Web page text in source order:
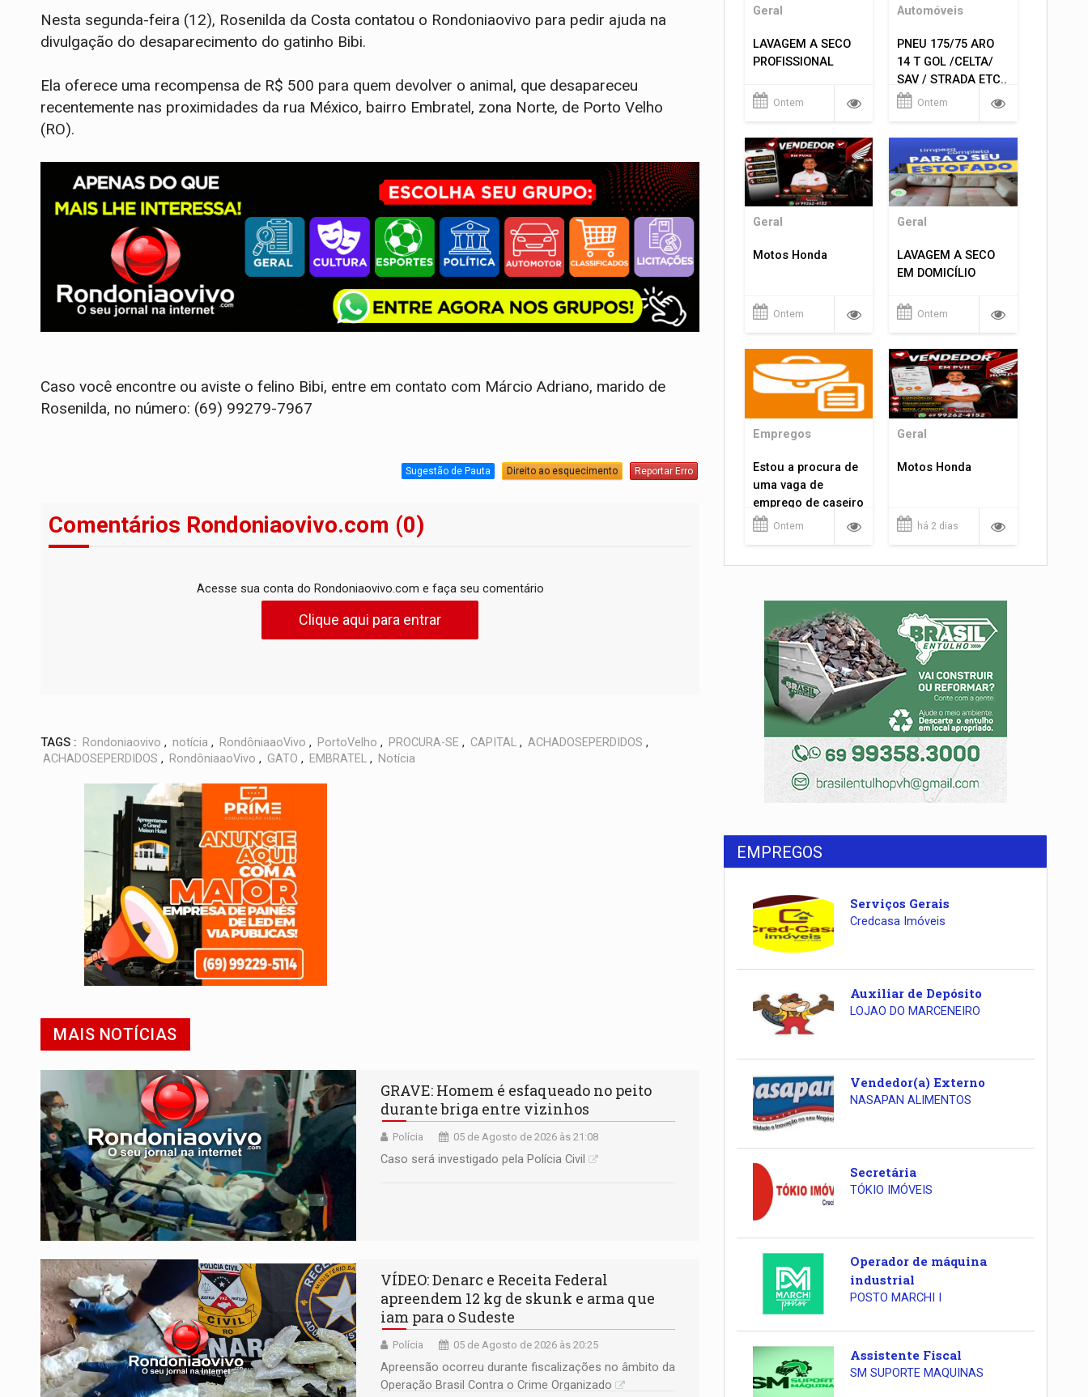
Nesta segunda-feira (12), Rosenilda da Costa contatou o Rondoniaovivo para pedir ajuda na
divulgação do desaparecimento do gatinho Bibi.
Ela oferece uma recompensa de R$ 500 para quem devolver o animal, que desapareceu
recentemente nas proximidades da rua México, bairro Embratel, zona Norte, de Porto Velho
(RO).
Caso você encontre ou aviste o felino Bibi, entre em contato com Márcio Adriano, marido de
Rosenilda, no número: (69) 99279-7967
Sugestão de Pauta Direito ao esquecimento Reportar Erro
Comentários Rondoniaovivo.com (0)
Acesse sua conta do Rondoniaovivo.com e faça seu comentário
Clique aqui para entrar
TAGS : Rondoniaovivo , notícia , RondôniaaoVivo , PortoVelho , PROCURA-SE , CAPITAL , ACHADOSEPERDIDOS ,
ACHADOSEPERDIDOS , RondôniaaoVivo , GATO , EMBRATEL , Notícia
MAIS NOTÍCIAS
GRAVE: Homem é esfaqueado no peito
durante briga entre vizinhos
Polícia 05 de Agosto de 2026 às 21:08
Caso será investigado pela Polícia Civil
VÍDEO: Denarc e Receita Federal
apreendem 12 kg de skunk e arma que
iam para o Sudeste
Polícia 05 de Agosto de 2026 às 20:25
Apreensão ocorreu durante fiscalizações no âmbito da
Operação Brasil Contra o Crime Organizado
Geral
LAVAGEM A SECO
PROFISSIONAL
Ontem
Automóveis
PNEU 175/75 ARO
14 T GOL /CELTA/
SAV / STRADA ETC..
R$ 219,99
Ontem
Geral
Motos Honda
Ontem
Geral
LAVAGEM A SECO
EM DOMICÍLIO
Ontem
Empregos
Estou a procura de
uma vaga de
emprego de caseiro
em porto velho
Ontem
Geral
Motos Honda
há 2 dias
EMPREGOS
Serviços Gerais
Credcasa Imóveis
Auxiliar de Depósito
LOJAO DO MARCENEIRO
Vendedor(a) Externo
NASAPAN ALIMENTOS
Secretária
TÓKIO IMÓVEIS
Operador de máquina
industrial
POSTO MARCHI I
Assistente Fiscal
SM SUPORTE MAQUINAS